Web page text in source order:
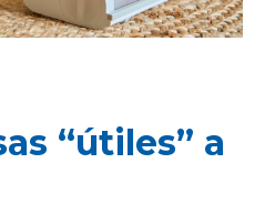
“útiles” a